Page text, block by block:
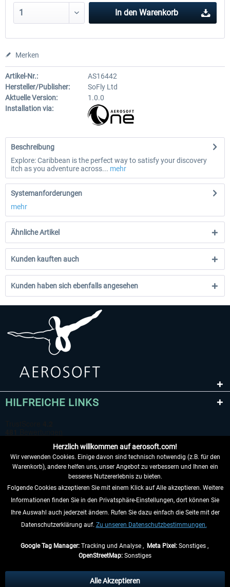
In den Warenkorb
Merken
Artikel-Nr.:
AS16442
Hersteller/Publisher:
SoFly Ltd
Aktuelle Version:
1.0.0
Installation via:
Beschreibung
Explore: Caribbean is the perfect way to satisfy your discovery
itch as you adventure across... mehr
Systemanforderungen
mehr
Ähnliche Artikel
Kunden kauften auch
Kunden haben sich ebenfalls angesehen
HILFREICHE LINKS
VERTRAG WIDERRUFEN
INFORMATIONEN
anders beschrieben.
Herzlich willkommen auf aerosoft.com!
Wir verwenden Cookies. Einige davon sind technisch notwendig (z.B. für den
Warenkorb), andere helfen uns, unser Angebot zu verbessern und Ihnen ein
besseres Nutzererlebnis zu bieten.
Folgende Cookies akzeptieren Sie mit einem Klick auf Alle akzeptieren. Weitere
Informationen finden Sie in den Privatsphäre-Einstellungen, dort können Sie
Ihre Auswahl auch jederzeit ändern. Rufen Sie dazu einfach die Seite mit der
Datenschutzerklärung auf. Zu unseren Datenschutzbestimmungen.
Google Tag Manager:Tracking und Analyse , Meta Pixel:Sonstiges ,
OpenStreetMap: Sonstiges
Alle Akzeptieren